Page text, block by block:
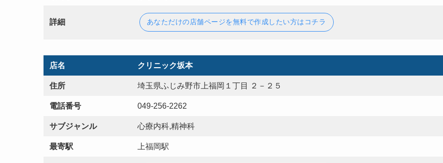
詳細 あなただけの店舗ページを無料で作成したい方はコチラ
店名 クリニック坂本
住所 埼玉県ふじみ野市上福岡１丁目 ２－２５
電話番号 049-256-2262
サブジャンル 心療内科,精神科
最寄駅 上福岡駅